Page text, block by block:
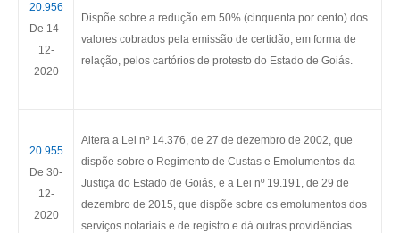
20.956
De 14-
12-
2020
Dispõe sobre a redução em 50% (cinquenta por cento) dos
valores cobrados pela emissão de certidão, em forma de
relação, pelos cartórios de protesto do Estado de Goiás.
20.955
De 30-
12-
2020
Altera a Lei nº 14.376, de 27 de dezembro de 2002, que
dispõe sobre o Regimento de Custas e Emolumentos da
Justiça do Estado de Goiás, e a Lei nº 19.191, de 29 de
dezembro de 2015, que dispõe sobre os emolumentos dos
serviços notariais e de registro e dá outras providências.